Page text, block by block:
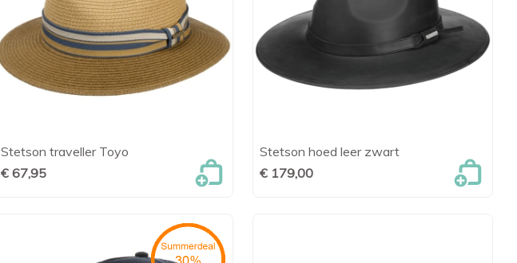
 Snel bekijken
Stetson traveller Toyo
€ 67,95
 Snel bekijken
Stetson hoed leer zwart
€ 179,00